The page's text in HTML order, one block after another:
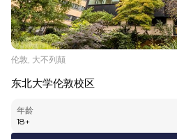
伦敦, 大不列颠
东北大学伦敦校区
年龄
18+